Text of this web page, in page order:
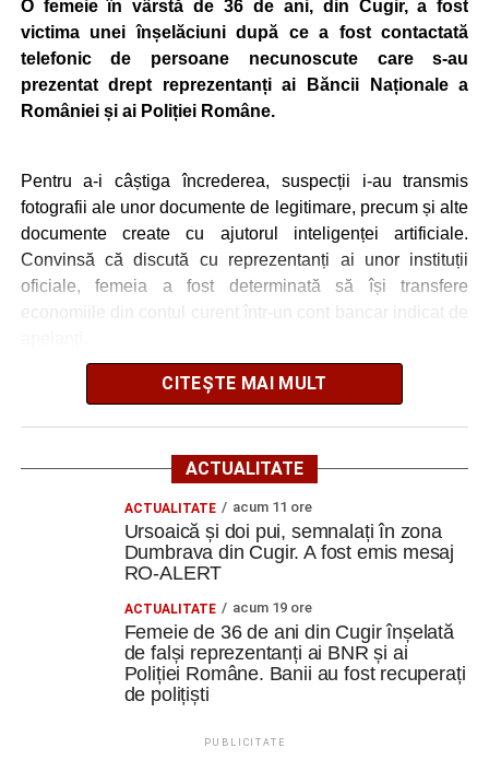
alungare. Intervenția s-a desfășurat în condiții de
siguranță, fără ca populația, echipajul sau animalele
sălbatice să fie puse în pericol”,a mai transmis IJJ Alba.
Adaugă cugirinfo.ro ca sursă
preferată pe Google
Ultimele știri din Cugir
Ursoaică și doi pui, semnalați în zona Dumbrava din
Cugir. A fost emis mesaj RO-ALERT
Cugir întâlnește vicecampioana „U” Cluj
Messenger WhatsApp Twitter Email
O femeie în vârstă de 36 de ani, din Cugir, a fost
victima unei înșelăciuni după ce a fost contactată
telefonic de persoane necunoscute care s-au
prezentat drept reprezentanți ai Băncii Naționale a
României și ai Poliției Române.
Pentru a-i câștiga încrederea, suspecții i-au transmis
fotografii ale unor documente de legitimare, precum și alte
documente create cu ajutorul inteligenței artificiale.
Convinsă că discută cu reprezentanți ai unor instituții
oficiale, femeia a fost determinată să își transfere
economiile din contul curent într-un cont bancar indicat de
La scurt timp după efectuarea transferului, femeia și-a dat
Intervenția rapidă a polițiștilor a făcut posibilă recuperarea
integrală a prejudiciului. Agentul principal de poliție Bota
Cătălin Mihai, din cadrul Compartimentului de Investigații
Criminale, a desfășurat cu operativitate activitățile
Judecătoria Alba Iulia.
Polițiștii au reușit să blocheze suma transferată și să
recupereze integral cei
CITEȘTE MAI MULT
ACTUALITATE
ACTUALITATE acum 11 ore
Ursoaică și doi pui, semnalați în zona
Dumbrava din Cugir. A fost emis mesaj
RO-ALERT
ACTUALITATE acum 19 ore
Femeie de 36 de ani din Cugir înșelată
de falși reprezentanți ai BNR și ai
Poliției Române. Banii au fost recuperați
de polițiști
PUBLICITATE